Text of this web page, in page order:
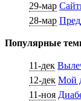
29-мар
28-мар
Популярные
11-дек
12-дек Мой
11-ноя